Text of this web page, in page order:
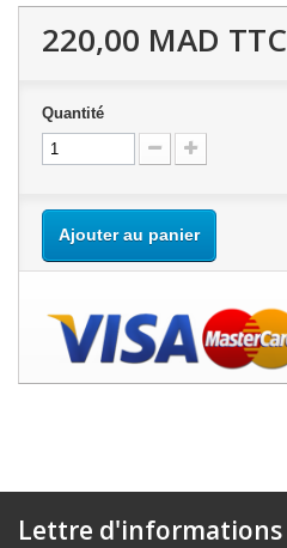
220,00 MAD TTC
Quantité
Ajouter au panier
Lettre d'informations